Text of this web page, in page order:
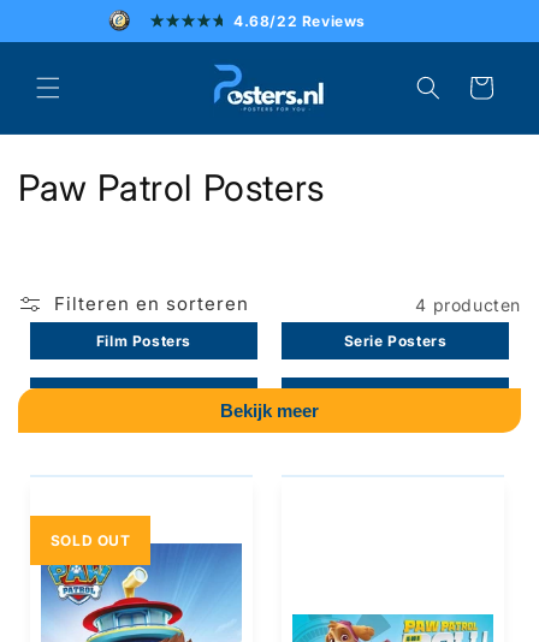
content
4.68/22 Reviews
SCHERPE PRIJZEN
UITSTEKENDE KLANTENSERVICE
Winkelwagen
C
e
e
Paw Patrol Posters
Filteren en sorteren 4 producten
Film Posters Serie Posters
Steden Posters
Bekijk meer
SOLD OUT